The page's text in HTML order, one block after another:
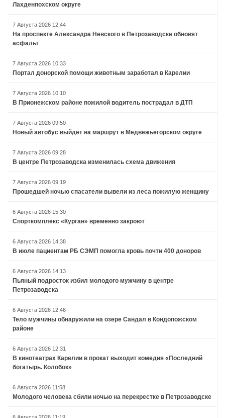
Лахденпохском округе
7 Августа 2026 12:44
На проспекте Александра Невского в Петрозаводске обновят
асфальт
7 Августа 2026 10:33
Портал донорской помощи животным заработал в Карелии
7 Августа 2026 10:10
В Прионежском районе пожилой водитель пострадал в ДТП
7 Августа 2026 09:50
Новый автобус выйдет на маршрут в Медвежьегорском округе
7 Августа 2026 09:28
В центре Петрозаводска изменилась схема движения
7 Августа 2026 09:19
Прошедшей ночью спасатели вывели из леса пожилую женщину
6 Августа 2026 15:30
Спорткомплекс «Курган» временно закроют
6 Августа 2026 14:38
В июле пациентам РБ СЭМП помогла кровь почти 400 доноров
6 Августа 2026 14:13
Пьяный подросток избил молодого мужчину в центре
Петрозаводска
6 Августа 2026 12:46
Тело мужчины обнаружили на озере Сандал в Кондопожском
районе
6 Августа 2026 12:31
В кинотеатрах Карелии в прокат выходит комедия «Последний
богатырь. Колобок»
6 Августа 2026 11:58
Молодого человека сбили ночью на перекрестке в Петрозаводске